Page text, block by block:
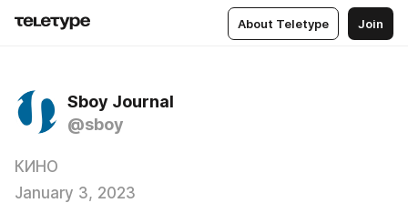
About Teletype Join
Sboy Journal
@sboy
КИНО
January 3, 2023